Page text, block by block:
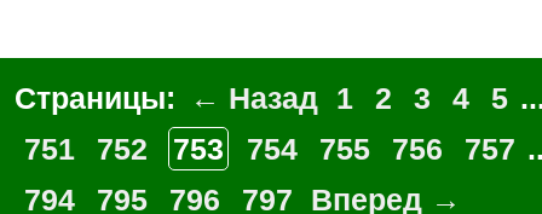
Страницы: ← Назад 1 2 3 4 5
751
752 753 754 755 756 757
794
795 796 797 Вперед →